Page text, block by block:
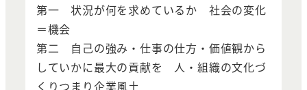
第一 状況が何を求めているか 社会の変化
＝機会
第二 自己の強み・仕事の仕方・価値観から
していかに最大の貢献を 人・組織の文化づ
くりつまり企業風土